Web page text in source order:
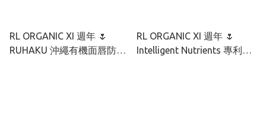
RL ORGANIC XI 週年 🌷
RUHAKU 沖繩有機面唇防曬
RL ORGANIC XI 週年 🌷
Intelligent Nutrients 專利種